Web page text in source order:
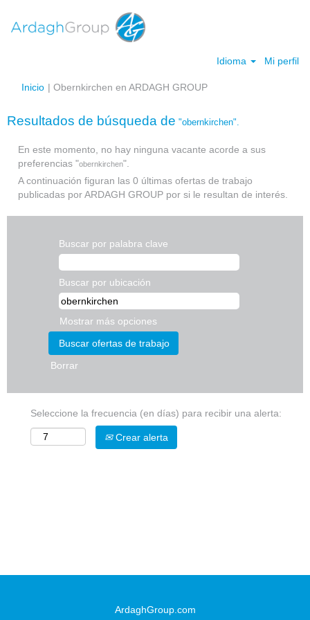
Idioma Mi perfil
Inicio | Obernkirchen en ARDAGH GROUP(página
Resultados de búsqueda de "obernkirchen".
En este momento, no hay ninguna vacante acorde a sus
preferencias "obernkirchen".
A continuación figuran las 0 últimas ofertas de trabajo
publicadas por ARDAGH GROUP por si le resultan de interés.
Buscar por palabra clave
Buscar por ubicación
Mostrar más opciones
Borrar
Seleccione la frecuencia (en días) para recibir una alerta:
Crear alerta
ArdaghGroup.com